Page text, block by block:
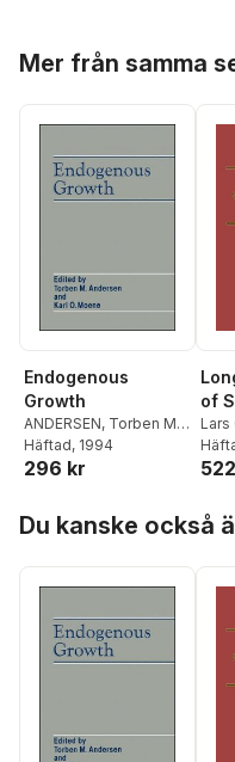
Mer från samma
Endogenous
Growth
ANDERSEN, Torben M.
Andersen,Karl-Ove
Moene
Häftad, 1994
296 kr
of
Lars
Du kanske också